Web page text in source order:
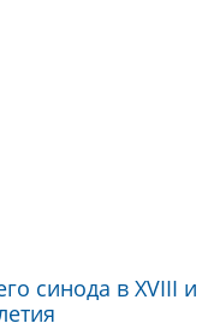
синода в XVIII и